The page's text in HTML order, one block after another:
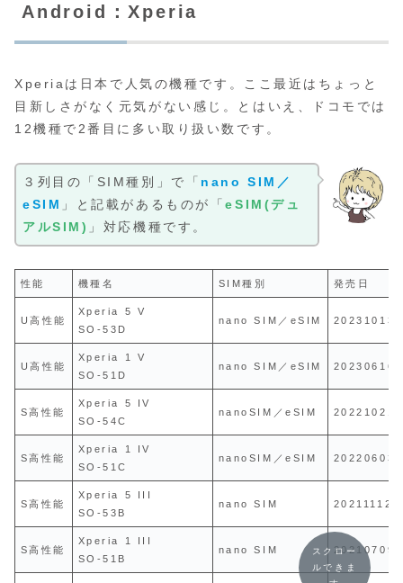
Android：Xperia
Xperiaは日本で人気の機種です。ここ最近はちょっと
目新しさがなく元気がない感じ。とはいえ、ドコモでは
12機種で2番目に多い取り扱い数です。
３列目の「SIM種別」で「 nano SIM／
eSIM 」と記載があるものが「eSIM(デュ
アルSIM) 」対応機種です。
性能 機種名 SIM種別 発売日
U高性能
Xperia 5 V
SO-53D
nano SIM／eSIM 20231013
U高性能
Xperia 1 V
SO-51D
nano SIM／eSIM 20230616
S高性能
Xperia 5 IV
SO-54C
nanoSIM／eSIM 20221021
S高性能
Xperia 1 IV
SO-51C
nanoSIM／eSIM 20220603
S高性能
Xperia 5 III
SO-53B
nano SIM 20211112
S高性能
Xperia 1 III
SO-51B
nano SIM 20210709
スクロー
ルできま